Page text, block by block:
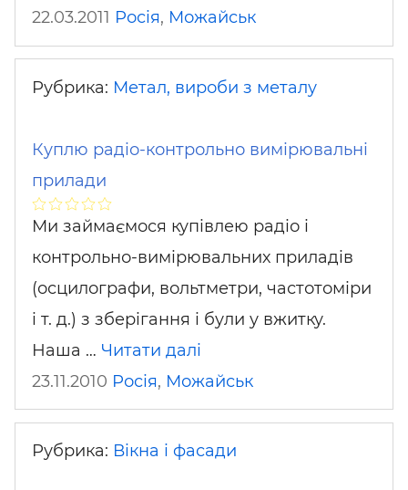
22.03.2011 Росія, Можайськ
Рубрика: Метал, вироби з металу
Куплю радіо-контрольно вимірювальні
прилади
Ми займаємося купівлею радіо і
контрольно-вимірювальних приладів
(осцилографи, вольтметри, частотоміри
і т. д.) з зберігання і були у вжитку.
Наша … Читати далі
23.11.2010 Росія, Можайськ
Рубрика: Вікна і фасади